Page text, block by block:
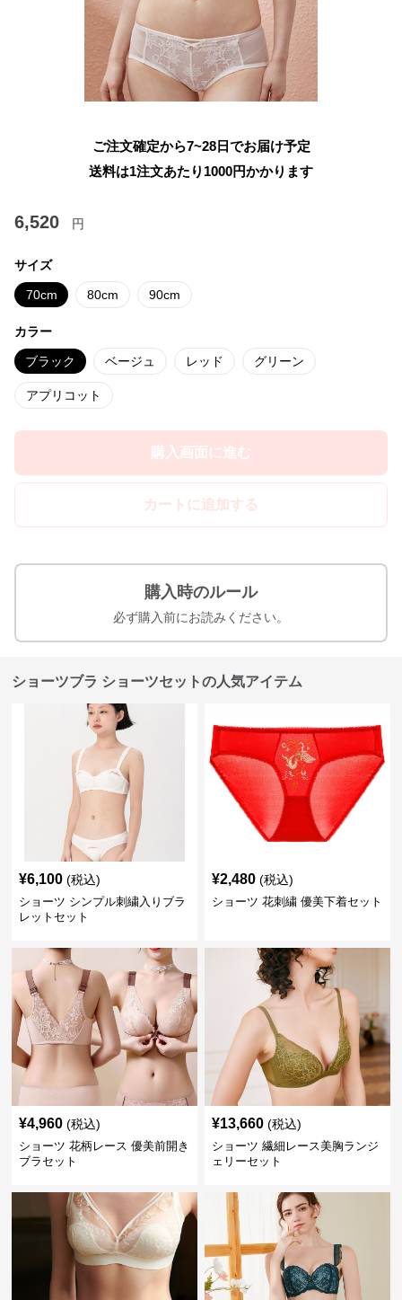
ご注文確定から7~28日でお届け予定
送料は1注文あたり 1000円かかります
6,520 円
サイズ
70cm 80cm 90cm
カラー
ブラック ベージュ レッド グリーン
アプリコット
購入画面に進む
カートに追加する
購入時のルール
必ず購入前にお読みください。
ショーツブラ ショーツセットの人気アイテム
¥6,100 (税込)
ショーツ シンプル刺繍入りブラ
レットセット
¥2,480 (税込)
ショーツ 花刺繍 優美下着セット
¥4,960 (税込)
ショーツ 花柄レース 優美前開き
ブラセット
¥13,660 (税込)
ショーツ 繊細レース美胸ランジ
ェリーセット